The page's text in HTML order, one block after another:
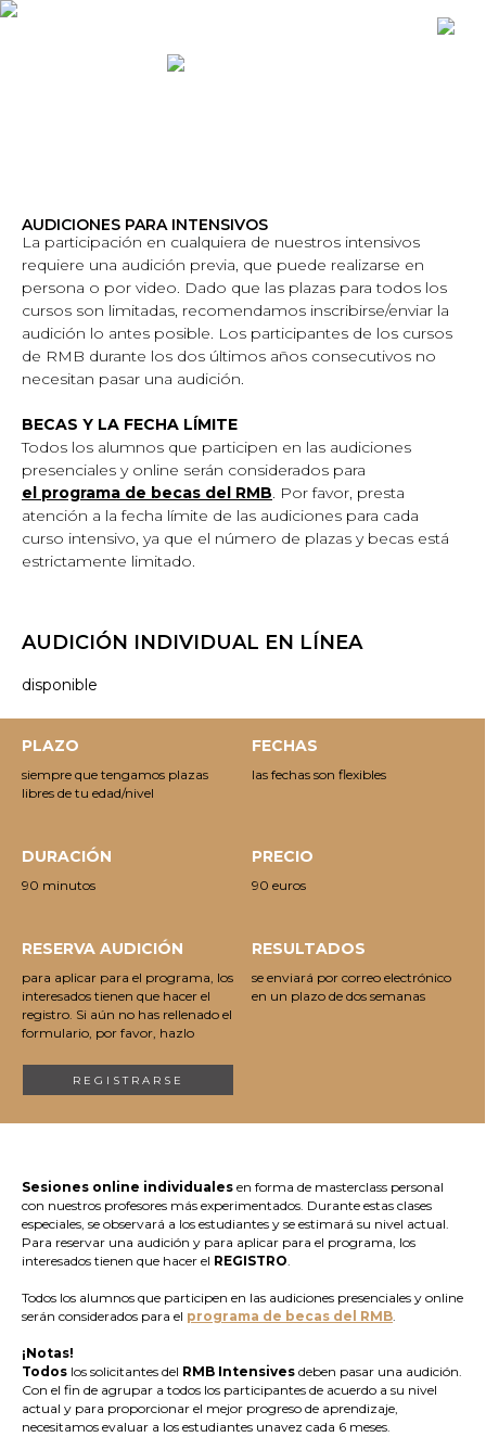
AUDICIONES PARA INTENSIVOS
La participación en cualquiera de nuestros intensivos
requiere una audición previa, que puede realizarse en
persona o por video. Dado que las plazas para todos los
cursos son limitadas, recomendamos inscribirse/enviar la
audición lo antes posible. Los participantes de los cursos
de RMB durante los dos últimos años consecutivos no
necesitan pasar una audición.
BECAS Y LA FECHA LÍMITE
Todos los alumnos que participen en las audiciones
presenciales y online serán considerados para
el programa de becas del RMB. Por favor, presta
atención a la fecha límite de las audiciones para cada
curso intensivo, ya que el número de plazas y becas está
estrictamente limitado.
AUDICIÓN INDIVIDUAL EN LÍNEA
disponible
PLAZO
siempre que tengamos plazas
libres de tu edad/nivel
FECHAS
las fechas son flexibles
DURACIÓN
90 minutos
PRECIO
90 euros
RESERVA AUDICIÓN
para aplicar para el programa, los
interesados tienen que hacer el
registro. Si aún no has rellenado el
formulario, por favor, hazlo
REGISTRARSE
RESULTADOS
se enviará por correo electrónico
en un plazo de dos semanas
Sesiones online individuales en forma de masterclass personal
con nuestros profesores más experimentados. Durante estas clases
especiales, se observará a los estudiantes y se estimará su nivel actual.
Para reservar una audición y para aplicar para el programa, los
interesados tienen que hacer el REGISTRO.
Todos los alumnos que participen en las audiciones presenciales y online
serán considerados para el programa de becas del RMB.
¡Notas!
Todos los solicitantes del RMB Intensives deben pasar una audición.
Con el fin de agrupar a todos los participantes de acuerdo a su nivel
actual y para proporcionar el mejor progreso de aprendizaje,
necesitamos evaluar a los estudiantes unavez cada 6 meses.